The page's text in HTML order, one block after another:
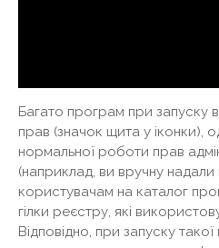
Багато програм при запуску
прав (значок щита у іконки),
нормальної роботи прав
(наприклад, ви вручну надали
користувачам на каталог
гілки реєстру, які
Відповідно, при запуску